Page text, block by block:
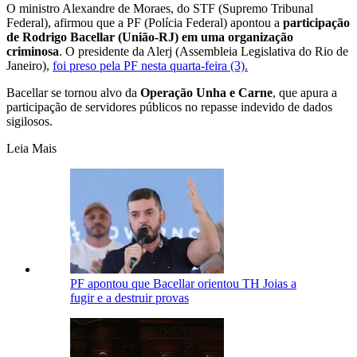
O ministro Alexandre de Moraes, do STF (Supremo Tribunal
Federal), afirmou que a PF (Polícia Federal) apontou a participação
de Rodrigo Bacellar (União-RJ) em uma organização
criminosa. O presidente da Alerj (Assembleia Legislativa do Rio de
Janeiro), foi preso pela PF nesta quarta-feira (3).
Bacellar se tornou alvo da Operação Unha e Carne, que apura a
participação de servidores públicos no repasse indevido de dados
sigilosos.
Leia Mais
PF apontou que Bacellar orientou TH Joias a
fugir e a destruir provas